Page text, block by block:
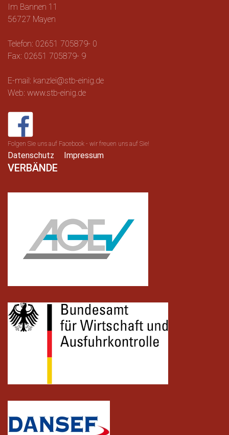
Im Bannen 11
56727 Mayen
Telefon: 02651 705879- 0
Fax: 02651 705879- 9
E-mail: kanzlei@stb-einig.de
Web: www.stb-einig.de
Folgen Sie uns auf Facebook - wir freuen uns auf Sie!
Datenschutz Impressum
VERBÄNDE